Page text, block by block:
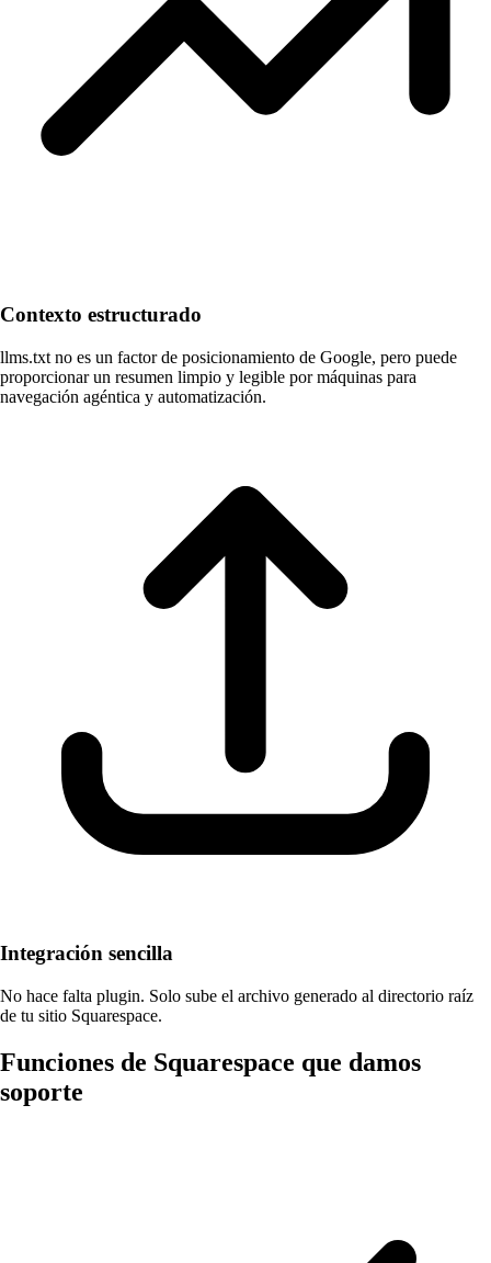
Contexto estructurado
llms.txt no es un factor de posicionamiento de Google, pero puede
proporcionar un resumen limpio y legible por máquinas para
navegación agéntica y automatización.
Integración sencilla
No hace falta plugin. Solo sube el archivo generado al directorio raíz
de tu sitio Squarespace.
Funciones de Squarespace que damos
soporte